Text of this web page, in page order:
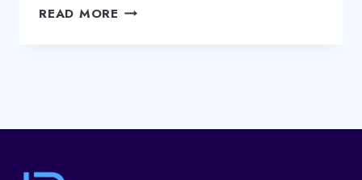
READ MORE WORDPRESS
公